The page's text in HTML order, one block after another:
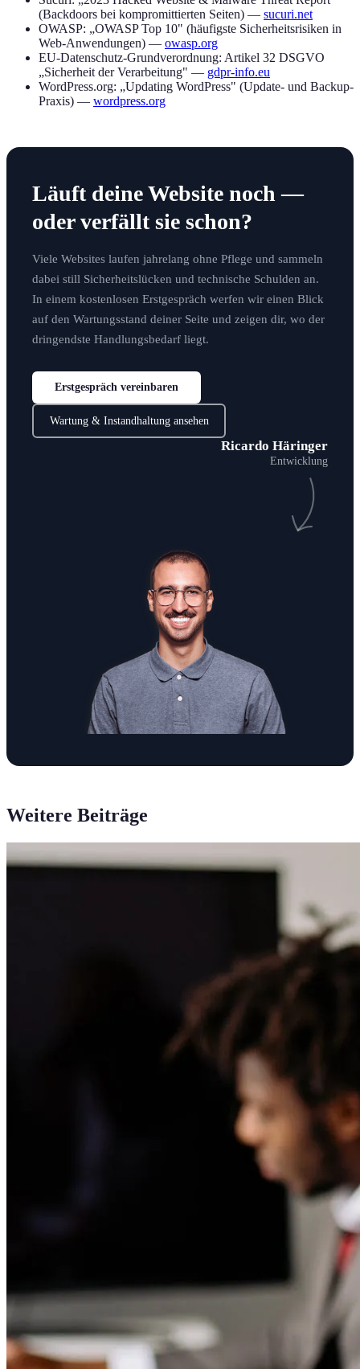
(Backdoors bei kompromittierten Seiten) — sucuri.net
OWASP: „OWASP Top 10" (häufigste Sicherheitsrisiken in
Web-Anwendungen) — owasp.org
EU-Datenschutz-Grundverordnung: Artikel 32 DSGVO
„Sicherheit der Verarbeitung" — gdpr-info.eu
WordPress.org: „Updating WordPress" (Update- und Backup-
Praxis) — wordpress.org
Läuft deine Website noch —
oder verfällt sie schon?
Viele Websites laufen jahrelang ohne Pflege und sammeln
dabei still Sicherheitslücken und technische Schulden an.
In einem kostenlosen Erstgespräch werfen wir einen Blick
auf den Wartungsstand deiner Seite und zeigen dir, wo der
dringendste Handlungsbedarf liegt.
Erstgespräch vereinbaren
Wartung & Instandhaltung ansehen
Ricardo Häringer
Entwicklung
Weitere Beiträge